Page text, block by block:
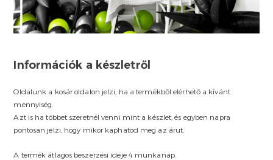
Információk a készletről
Oldalunk a kosár oldalon jelzi, ha a termékből elérhető a kívánt
mennyiség.
Azt is ha többet szeretnél venni mint a készlet, és egyben napra
pontosan jelzi, hogy mikor kaphatod meg az árut.
A termék átlagos beszerzési ideje 4 munkanap.